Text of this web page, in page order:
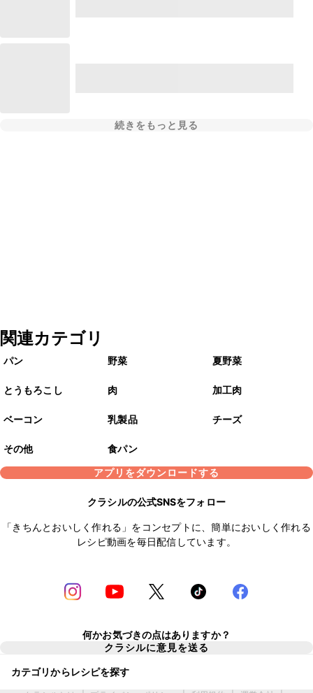
続きをもっと見る
関連カテゴリ
パン 野菜 夏野菜
とうもろこし 肉 加工肉
ベーコン 乳製品 チーズ
その他
食パン
アプリをダウンロードする
クラシルの公式SNSをフォロー
「きちんとおいしく作れる」をコンセプトに、簡単においしく作れる
レシピ動画を毎日配信しています。
何かお気づきの点はありますか？
クラシルに意見を送る
カテゴリからレシピを探す